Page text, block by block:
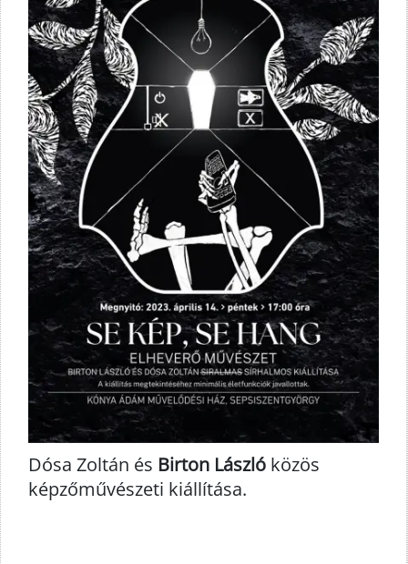
Dósa Zoltán és Birton László közös
képzőművészeti kiállítása.